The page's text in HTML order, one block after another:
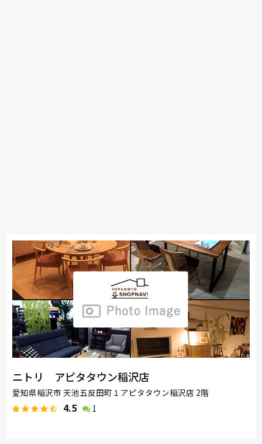
ニトリ アピタタウン稲沢店
愛知県稲沢市 天池五反田町１アピタタウン稲沢店 2階
4.5 1